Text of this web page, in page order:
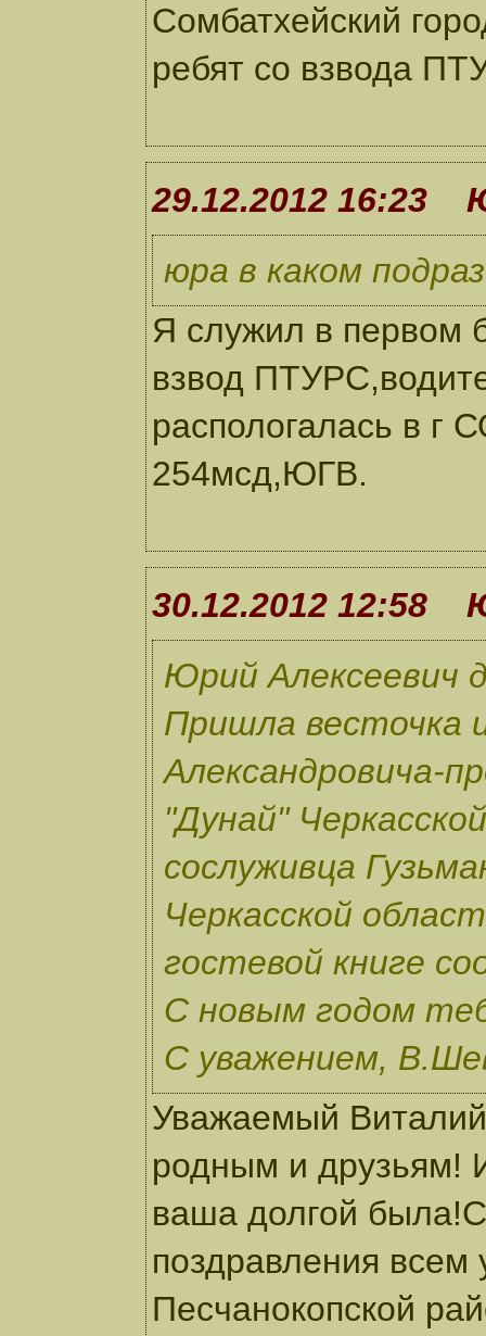
Сомбатхейский
ребят со взвода
29.12.2012 16:23
юра в каком
Я служил в первом
взвод
распологалась в
254мсд,ЮГВ.
30.12.2012 12:58
Юрий Алексеевич
Пришла весточка
Александровича-
"Дунай"
сослуживца
Черкасской
гостевой книге
С новым годом
С уважением,
Уважаемый
родным и друзьям!
ваша долгой
поздравления
Песчанокопской